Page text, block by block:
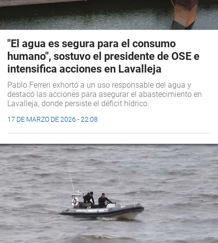
"El agua es segura para el consumo
humano", sostuvo el presidente de OSE e
intensifica acciones en Lavalleja
Pablo Ferreri exhortó a un uso responsable del agua y
destacó las acciones para asegurar el abastecimiento en
Lavalleja, donde persiste el déficit hídrico.
17 DE MARZO DE 2026 - 22:08